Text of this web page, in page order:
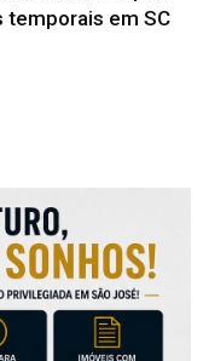
temporais em SC